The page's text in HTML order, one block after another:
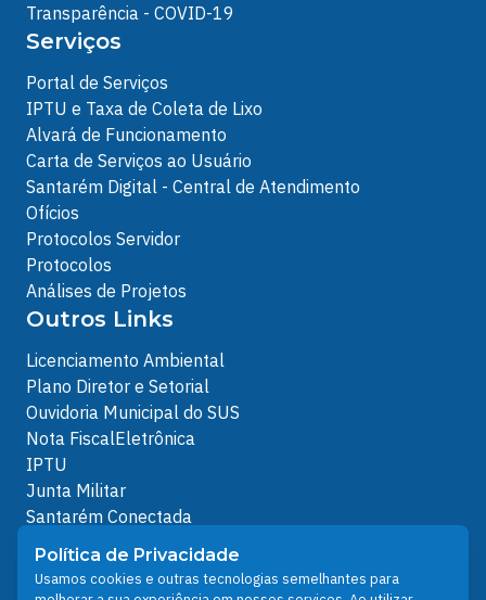
Transparência - COVID-19
Serviços
Portal de Serviços
IPTU e Taxa de Coleta de Lixo
Alvará de Funcionamento
Carta de Serviços ao Usuário
Santarém Digital - Central de Atendimento
Ofícios
Protocolos Servidor
Protocolos
Análises de Projetos
Outros Links
Licenciamento Ambiental
Plano Diretor e Setorial
Ouvidoria Municipal do SUS
Nota FiscalEletrônica
IPTU
Junta Militar
Santarém Conectada
Política de Privacidade
People illustrations by Storyset
Política de Privacidade
Usamos cookies e outras tecnologias semelhantes para